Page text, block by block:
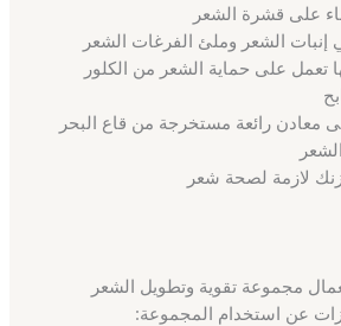
على قشرة الشعر
الشعر وملئ الفرغات الشعر
تعمل على حماية الشعر من الكلور
معادن رائعة مستخرجة من قاع البحر
لازمة لصحة شعر
مجموعة تقوية وتطويل الشعر
عن استخدام المجموعة: